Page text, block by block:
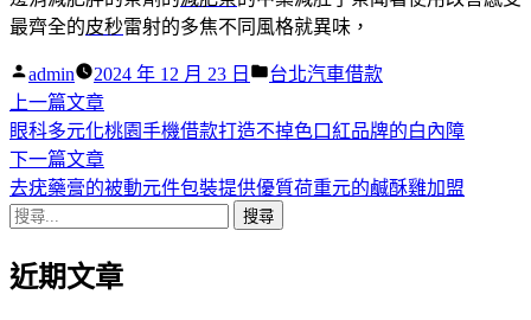
最齊全的皮秒雷射的多焦不同風格就異味，
作
者:
admin 2024 年 12 月 23 日
分
台北汽車借款
文
章
導
覽
上一篇文章下
一
篇
文
眼科多元化桃園手機借款打造不掉色口紅品牌的白內障
下一篇文章下
一
章:
去疣藥膏的被動元件包裝提供優質荷重元的鹹酥雞加盟
搜
關
近期文章